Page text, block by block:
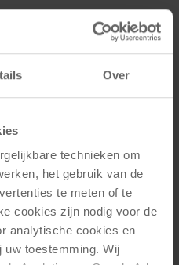
Over
technieken om
het gebruik van de
te meten of te
cookies zijn nodig voor de
analytische cookies en
uw toestemming. Wij